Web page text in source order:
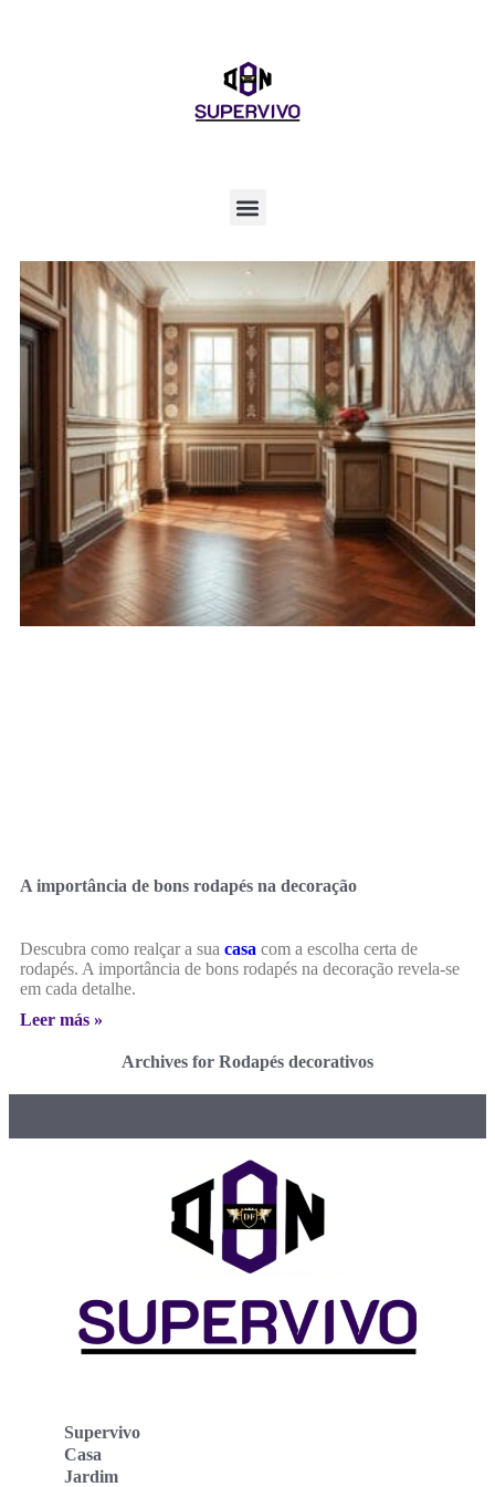
A importância de bons rodapés na decoração
Descubra como realçar a sua casa com a escolha certa de
rodapés. A importância de bons rodapés na decoração revela-se
em cada detalhe.
Leer más »
Archives for Rodapés decorativos
Supervivo
Casa
Jardim